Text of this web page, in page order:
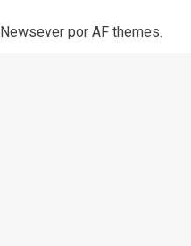
Newseverpor AF themes.